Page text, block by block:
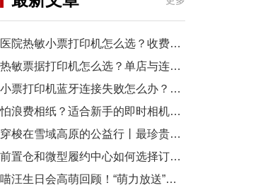
3D打印
医院热敏小票打印机怎么选？收费窗口、药房以及诊室选型指南
热敏票据打印机怎么选？单店与连锁门店选型对比
小票打印机蓝牙连接失败怎么办？从配对到断连7步排查
怕浪费相纸？适合新手的即时相机推荐
穿梭在雪域高原的公益行丨最珍贵的“礼物”，是让孩子看见远方
前置仓和微型履约中心如何选择订单小票打印机？
喵汪生日会高萌回顾！“萌力放送”请查收~